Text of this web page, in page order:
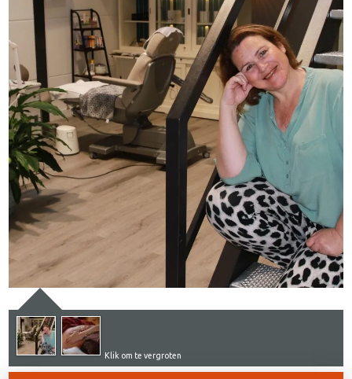
Klik om te vergroten